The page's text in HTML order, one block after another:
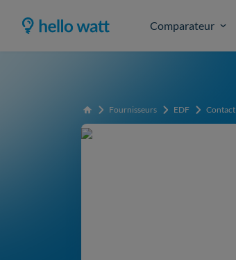
Comparateur
Accueil Fournisseurs EDF Contact